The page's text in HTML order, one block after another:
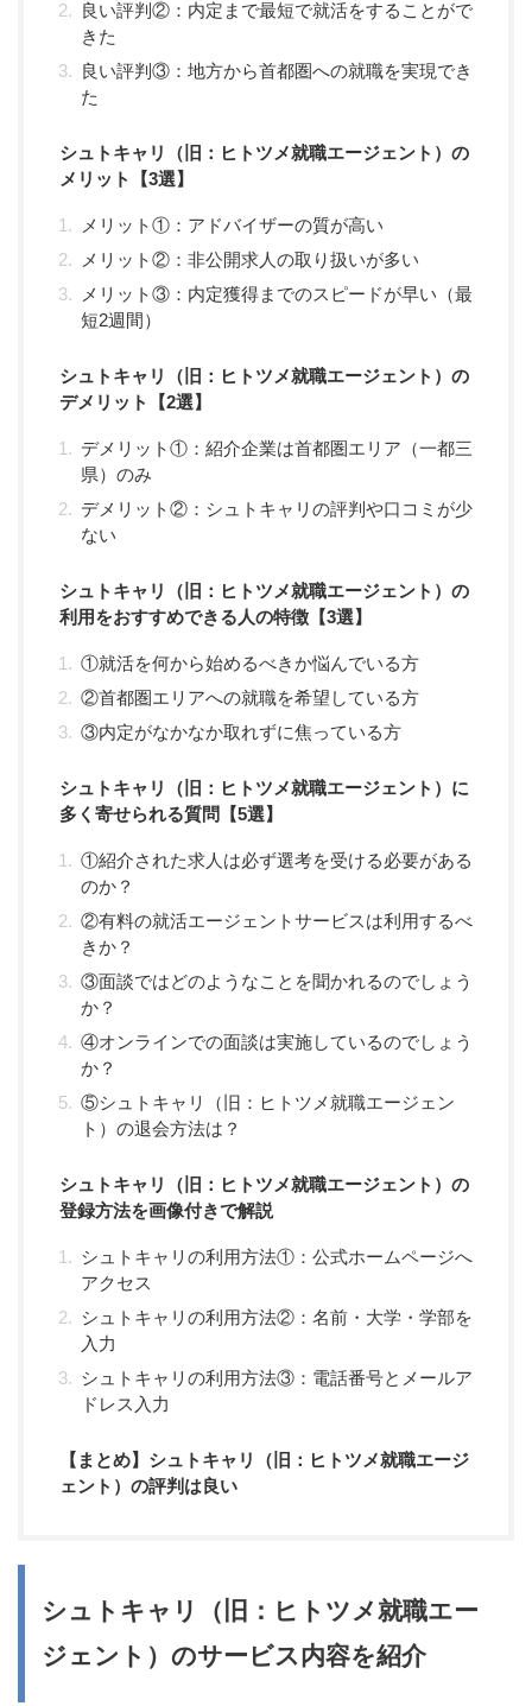
良い評判②：内定まで最短で就活をすることがで
きた
良い評判③：地方から首都圏への就職を実現でき
た
シュトキャリ（旧：ヒトツメ就職エージェント）の
メリット【3選】
メリット①：アドバイザーの質が高い
メリット②：非公開求人の取り扱いが多い
メリット③：内定獲得までのスピードが早い（最
短2週間）
シュトキャリ（旧：ヒトツメ就職エージェント）の
デメリット【2選】
デメリット①：紹介企業は首都圏エリア（一都三
県）のみ
デメリット②：シュトキャリの評判や口コミが少
ない
シュトキャリ（旧：ヒトツメ就職エージェント）の
利用をおすすめできる人の特徴【3選】
①就活を何から始めるべきか悩んでいる方
②首都圏エリアへの就職を希望している方
③内定がなかなか取れずに焦っている方
シュトキャリ（旧：ヒトツメ就職エージェント）に
多く寄せられる質問【5選】
①紹介された求人は必ず選考を受ける必要がある
のか？
②有料の就活エージェントサービスは利用するべ
きか？
③面談ではどのようなことを聞かれるのでしょう
か？
④オンラインでの面談は実施しているのでしょう
か？
⑤シュトキャリ（旧：ヒトツメ就職エージェン
ト）の退会方法は？
シュトキャリ（旧：ヒトツメ就職エージェント）の
登録方法を画像付きで解説
シュトキャリの利用方法①：公式ホームページへ
アクセス
シュトキャリの利用方法②：名前・大学・学部を
入力
シュトキャリの利用方法③：電話番号とメールア
ドレス入力
【まとめ】シュトキャリ（旧：ヒトツメ就職エージ
ェント）の評判は良い
シュトキャリ（旧：ヒトツメ就職エー
ジェント）のサービス内容を紹介